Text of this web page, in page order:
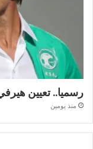
رسميا.. تعيين
منذ يومين